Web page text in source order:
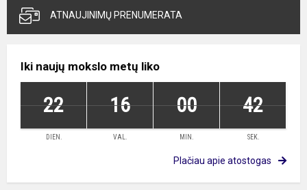
ATNAUJINIMŲ PRENUMERATA
Iki naujų mokslo metų liko
22 16 00 42
DIEN. VAL. MIN. SEK.
Plačiau apie atostogas